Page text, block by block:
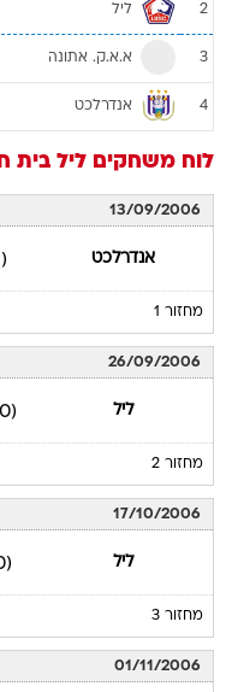
2 ליל
3 א.א.ק. אתונה
4 אנדרלכט
לוח משחקים ליל בית ח
13/09/2006
אנדרלכט (1)
מחזור 1
26/09/2006
ליל (0)
מחזור 2
17/10/2006
ליל (0)
מחזור 3
01/11/2006